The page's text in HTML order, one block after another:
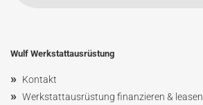
Wulf Werkstattausrüstung
» Kontakt
» Werkstattausrüstung finanzieren & leasen